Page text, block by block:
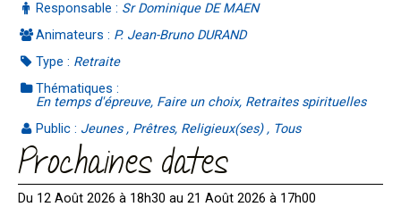
Responsable : Sr Dominique DE MAEN
Animateurs : P. Jean-Bruno DURAND
Type : Retraite
Thématiques :
En temps d'épreuve, Faire un choix, Retraites spirituelles
Public : Jeunes , Prêtres, Religieux(ses) , Tous
Prochaines dates
Du 12 Août 2026 à 18h30 au 21 Août 2026 à 17h00